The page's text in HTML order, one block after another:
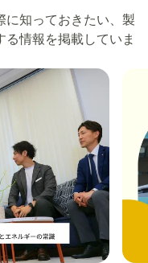
に知っておきたい、製
情報を掲載していま